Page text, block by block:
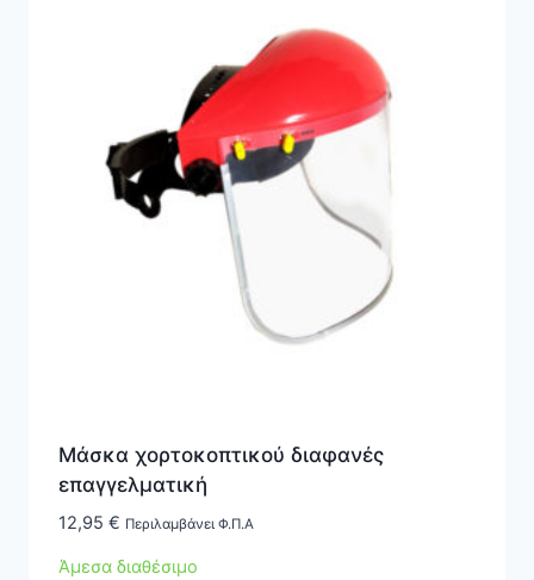
Μάσκα χορτοκοπτικού διαφανές
επαγγελματική
12,95 € Περιλαμβάνει Φ.Π.Α
Άμεσα διαθέσιμο